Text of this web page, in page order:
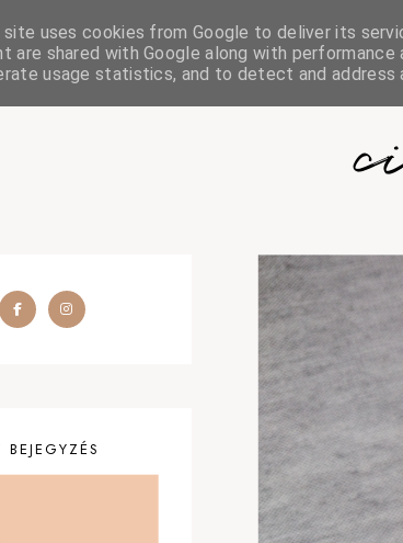
OUTFIT SZEMÉLYES
BEJEGYZÉS
site uses cookies from Google to deliver its
are shared with Google along with
usage statistics, and to detect and address